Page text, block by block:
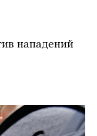
нападений